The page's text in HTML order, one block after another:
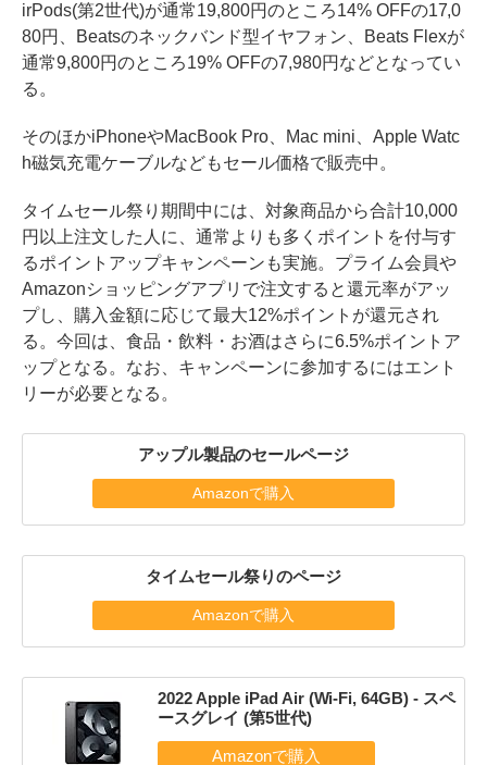
irPods(第2世代)が通常19,800円のところ14% OFFの17,0
80円、Beatsのネックバンド型イヤフォン、Beats Flexが
通常9,800円のところ19% OFFの7,980円などとなってい
る。
そのほかiPhoneやMacBook Pro、Mac mini、Apple Watc
h磁気充電ケーブルなどもセール価格で販売中。
タイムセール祭り期間中には、対象商品から合計10,000
円以上注文した人に、通常よりも多くポイントを付与す
るポイントアップキャンペーンも実施。プライム会員や
Amazonショッピングアプリで注文すると還元率がアッ
プし、購入金額に応じて最大12%ポイントが還元され
る。今回は、食品・飲料・お酒はさらに6.5%ポイントア
ップとなる。なお、キャンペーンに参加するにはエント
リーが必要となる。
アップル製品のセールページ
Amazonで購入
タイムセール祭りのページ
Amazonで購入
2022 Apple iPad Air (Wi-Fi, 64GB) - スペ
ースグレイ (第5世代)